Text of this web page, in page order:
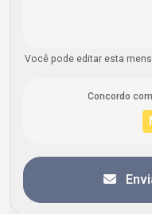
Você pode editar esta
Concordo